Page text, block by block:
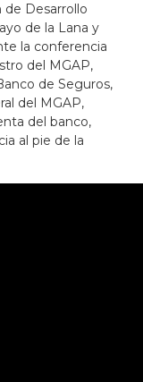
de Desarrollo
de la Lana y
la conferencia
del MGAP,
de Seguros,
del MGAP,
del banco,
al pie de la